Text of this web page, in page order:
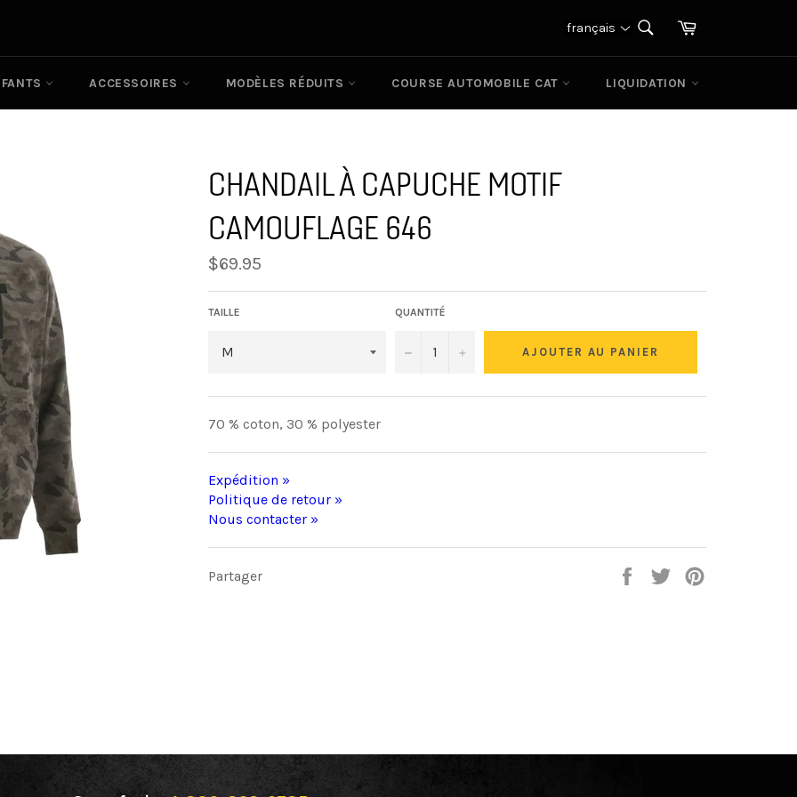
français
RECHERCHE
Panier
ACCESSOIRES MODÈLES RÉDUITS COURSE AUTOMOBILE CAT LIQUIDATION
CHANDAIL À CAPUCHE MOTIF
CAMOUFLAGE 646
Prix
régulier
$69.95
TAILLE QUANTITÉ
− + AJOUTER AU PANIER
70 % coton, 30 % polyester
Expédition »
Politique de retour »
Nous contacter »
Partager
PartagerTweeter